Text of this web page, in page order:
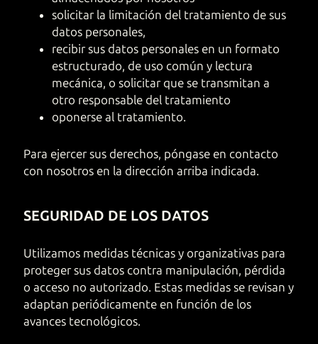
solicitar la limitación del tratamiento de sus
datos personales,
recibir sus datos personales en un formato
estructurado, de uso común y lectura
mecánica, o solicitar que se transmitan a
otro responsable del tratamiento
oponerse al tratamiento.
Para ejercer sus derechos, póngase en contacto
con nosotros en la dirección arriba indicada.
SEGURIDAD DE LOS DATOS
Utilizamos medidas técnicas y organizativas para
proteger sus datos contra manipulación, pérdida
o acceso no autorizado. Estas medidas se revisan y
adaptan periódicamente en función de los
avances tecnológicos.